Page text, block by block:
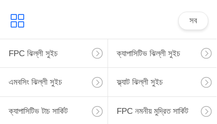
পলিডোম সুইচ
13
সব
FPC ঝিল্লী সুইচ ক্যাপাসিটিভ ঝিল্লী সুইচ
এমবসিং ঝিল্লী সুইচ ফ্ল্যাট ঝিল্লী সুইচ
ক্যাপাসিটিভ টাচ সার্কিট FPC নমনীয় মুদ্রিত সার্কিট